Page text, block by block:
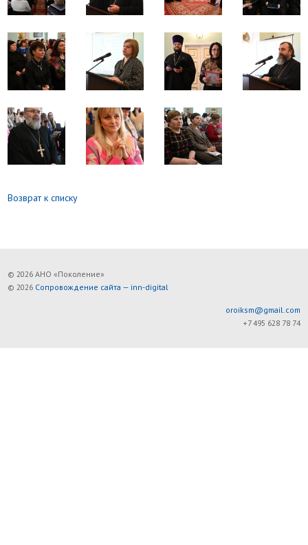
Возврат к списку
© 2026 АНО «Поколение»
© 2026 Сопровождение сайта — inn-digital
oroiksm@gmail.com
+7 495 628 78 74